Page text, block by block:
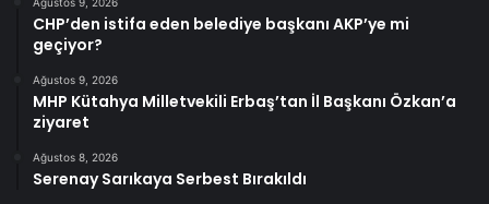
CHP’den istifa eden belediye başkanı AKP’ye mi
geçiyor?
Ağustos 9, 2026
MHP Kütahya Milletvekili Erbaş’tan İl Başkanı Özkan’a
ziyaret
Ağustos 8, 2026
Serenay Sarıkaya Serbest Bırakıldı